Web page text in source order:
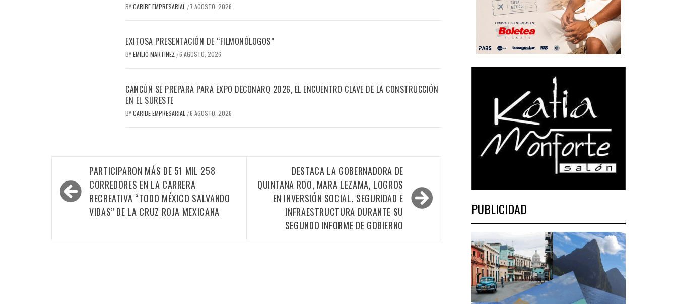
BYCARIBE EMPRESARIAL / 7 AGOSTO, 2026
EXITOSA PRESENTACIÓN DE “FILMONÓLOGOS”
BYEMILIO MARTINEZ /6 AGOSTO, 2026
CANCÚN SE PREPARA PARA EXPO DECONARQ 2026, EL ENCUENTRO CLAVE DE LA CONSTRUCCIÓN
EN EL SURESTE
BYCARIBE EMPRESARIAL /6 AGOSTO, 2026
Navegación
de
entradas
PARTICIPARON MÁS DE 51 MIL 258
CORREDORES EN LA CARRERA
RECREATIVA “TODO MÉXICO SALVANDO
VIDAS” DE LA CRUZ ROJA MEXICANA
DESTACA LA GOBERNADORA DE
QUINTANA ROO, MARA LEZAMA, LOGROS
EN INVERSIÓN SOCIAL, SEGURIDAD E
INFRAESTRUCTURA DURANTE SU
SEGUNDO INFORME DE GOBIERNO
PUBLICIDAD